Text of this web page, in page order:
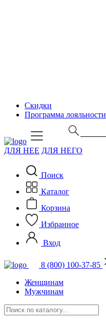
Скидки
Программа лояльности
ДЛЯ НЕЕ ДЛЯ НЕГО
Поиск
Каталог
Корзина
Избранное
Вход
8 (800) 100-37-85
Женщинам
Мужчинам